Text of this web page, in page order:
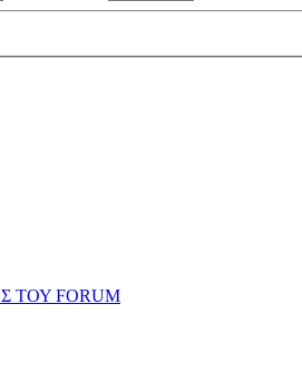
ΤΟΥ FORUM